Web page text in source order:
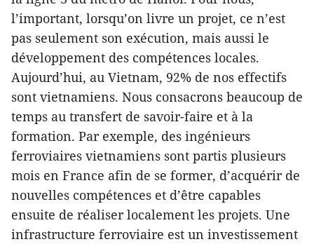
l’important, lorsqu’on livre un projet, ce n’est
pas seulement son exécution, mais aussi le
développement des compétences locales.
Aujourd’hui, au Vietnam, 92% de nos effectifs
sont vietnamiens. Nous consacrons beaucoup de
temps au transfert de savoir-faire et à la
formation. Par exemple, des ingénieurs
ferroviaires vietnamiens sont partis plusieurs
mois en France afin de se former, d’acquérir de
nouvelles compétences et d’être capables
ensuite de réaliser localement les projets. Une
infrastructure ferroviaire est un investissement